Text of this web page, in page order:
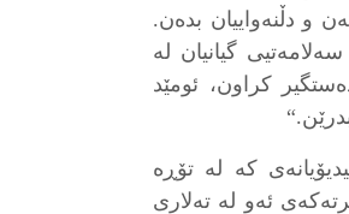
و دڵنەواييان بدەن.
گيانيان لە
كراون، ئومێد
كە لە تۆڕە
ئەو لە تەلارى